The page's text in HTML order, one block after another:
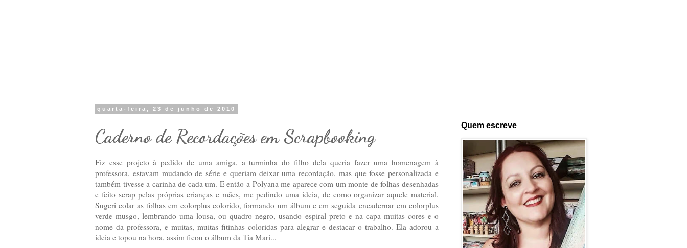
quarta-feira, 23 de junho de 2010
Caderno de Recordações em Scrapbooking
Fiz esse projeto à pedido de uma amiga, a turminha do filho dela queria fazer uma homenagem à
professora, estavam mudando de série e queriam deixar uma recordação, mas que fosse personalizada e
também tivesse a carinha de cada um. E então a Polyana me aparece com um monte de folhas desenhadas
e feito scrap pelas próprias crianças e mães, me pedindo uma ideia, de como organizar aquele material.
Sugeri colar as folhas em colorplus colorido, formando um álbum e em seguida encadernar em colorplus
verde musgo, lembrando uma lousa, ou quadro negro, usando espiral preto e na capa muitas cores e o
nome da professora, e muitas, muitas fitinhas coloridas para alegrar e destacar o trabalho. Ela adorou a
ideia e topou na hora, assim ficou o álbum da Tia Mari...
Quem escreve